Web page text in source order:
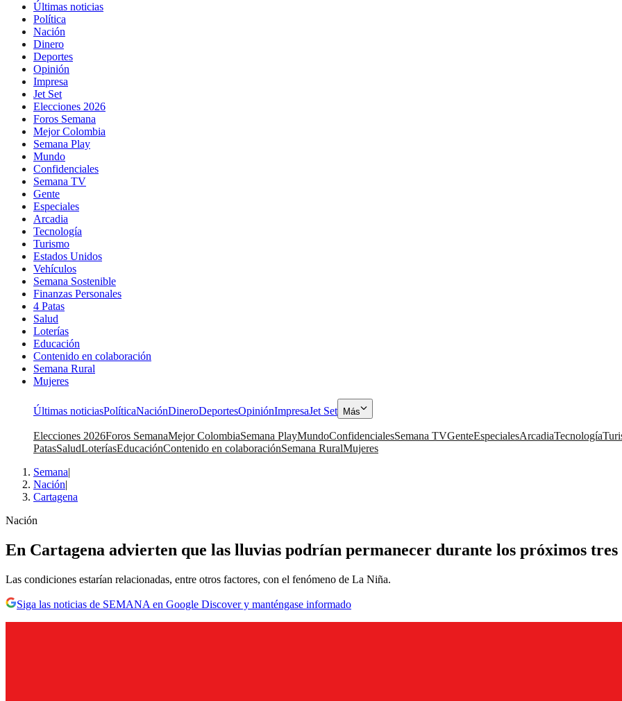
Últimas noticias
Política
Nación
Dinero
Deportes
Opinión
Impresa
Jet Set
Elecciones 2026
Foros Semana
Mejor Colombia
Semana Play
Mundo
Confidenciales
Semana TV
Gente
Especiales
Arcadia
Tecnología
Turismo
Estados Unidos
Vehículos
Semana Sostenible
Finanzas Personales
4 Patas
Salud
Loterías
Educación
Contenido en colaboración
Semana Rural
Mujeres
Últimas noticiasPolíticaNaciónDineroDeportesOpiniónImpresaJet Set Más
Elecciones 2026Foros SemanaMejor ColombiaSemana PlayMundoConfidencialesSemana TVGenteEspecialesArcadiaTecnología
PatasSaludLoteríasEducaciónContenido en colaboraciónSemana RuralMujeres
Semana|
Nación|
Cartagena
Nación
En Cartagena advierten que las lluvias podrían permanecer durante los próximos tres
Las condiciones estarían relacionadas, entre otros factores, con el fenómeno de La Niña.
Siga las noticias de SEMANA en Google Discover y manténgase informado